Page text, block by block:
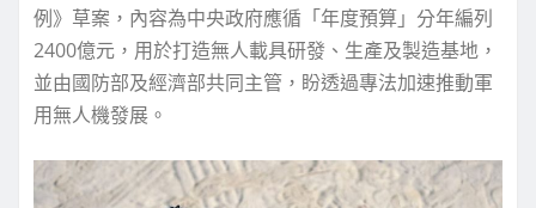
例》草案，內容為中央政府應循「年度預算」分年編列
2400億元，用於打造無人載具研發、生產及製造基地，
並由國防部及經濟部共同主管，盼透過專法加速推動軍
用無人機發展。